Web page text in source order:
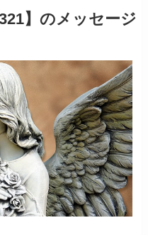
】のメッセージ